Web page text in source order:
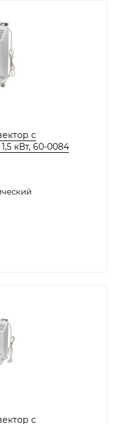
с
кВт, 60-0084
с